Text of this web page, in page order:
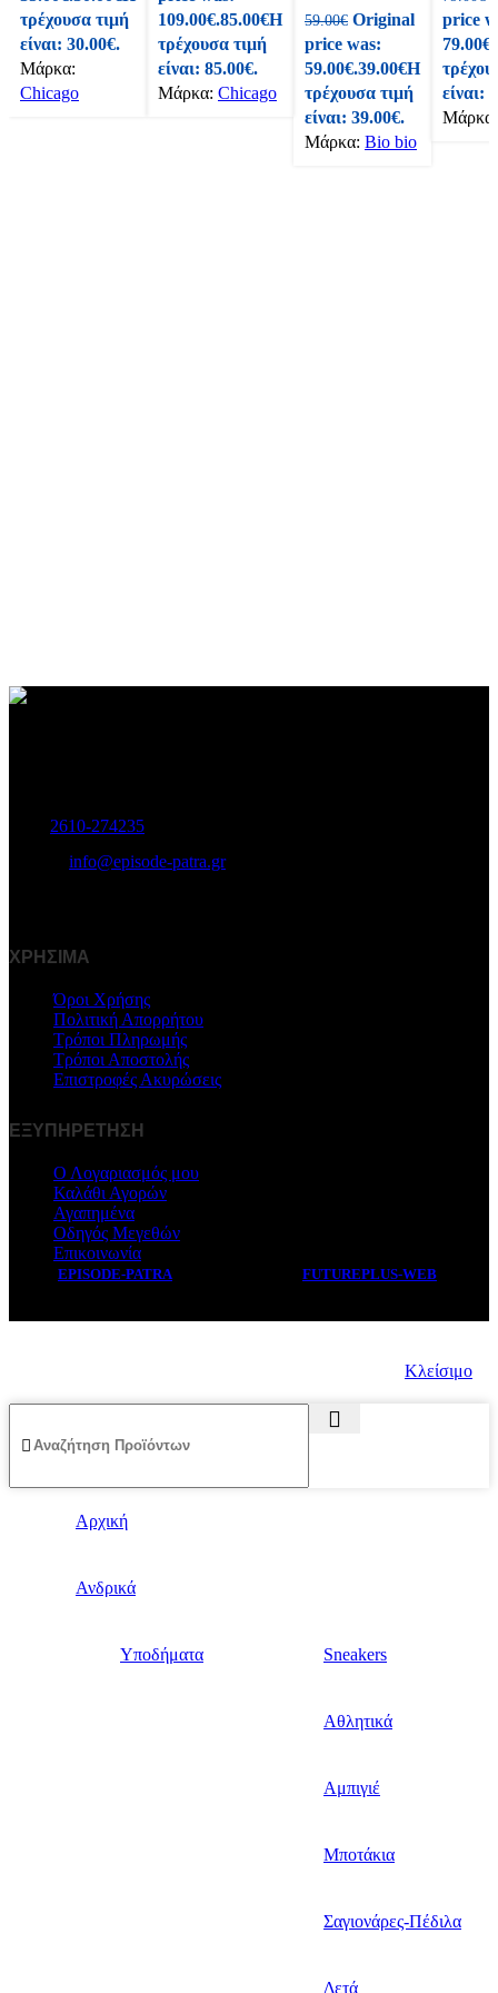
προϊόντος
Γρήγορη Προβολή
Σύγκριση
Προσθήκη στα
τρέχουσα τιμή
είναι: 30.00€.
Μάρκα:
Chicago
προϊόντος
Γρήγορη Προβολή
Σύγκριση
Προσθήκη στα
109.00€.85.00€Η
τρέχουσα τιμή
είναι: 85.00€.
Μάρκα: Chicago
σελίδα του
προϊόντος
Γρήγορη Προβολή
Σύγκριση
Προσθήκη στα
Αγαπημένα
59.00€ Original
price was:
59.00€.39.00€Η
τρέχουσα τιμή
είναι: 39.00€.
Μάρκα: Bio bio
Σύγκριση
price
79.00€.
είναι:
2610-274235
info@episode-patra.gr
ΧΡΗΣΙΜΑ
Όροι Χρήσης
Πολιτική Απορρήτου
Τρόποι Πληρωμής
Τρόποι Αποστολής
Επιστροφές Ακυρώσεις
ΕΞΥΠΗΡΕΤΗΣΗ
Ο Λογαριασμός μου
Καλάθι Αγορών
Αγαπημένα
Οδηγός Μεγεθών
Επικοινωνία
EPISODE-PATRA FUTUREPLUS-WEB
Κλείσιμο
Αρχική
Ανδρικά
Υποδήματα Sneakers
Αθλητικά
Αμπιγιέ
Μποτάκια
Σαγιονάρες-Πέδιλα
Δετά